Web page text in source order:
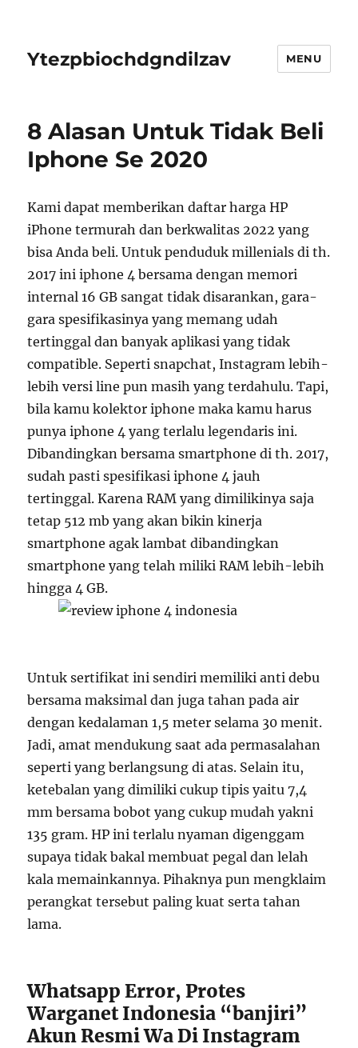
Ytezpbiochdgndilzav MENU
8 Alasan Untuk Tidak Beli
Iphone Se 2020
Kami dapat memberikan daftar harga HP
iPhone termurah dan berkwalitas 2022 yang
bisa Anda beli. Untuk penduduk millenials di th.
2017 ini iphone 4 bersama dengan memori
internal 16 GB sangat tidak disarankan, gara-
gara spesifikasinya yang memang udah
tertinggal dan banyak aplikasi yang tidak
compatible. Seperti snapchat, Instagram lebih-
lebih versi line pun masih yang terdahulu. Tapi,
bila kamu kolektor iphone maka kamu harus
punya iphone 4 yang terlalu legendaris ini.
Dibandingkan bersama smartphone di th. 2017,
sudah pasti spesifikasi iphone 4 jauh
tertinggal. Karena RAM yang dimilikinya saja
tetap 512 mb yang akan bikin kinerja
smartphone agak lambat dibandingkan
smartphone yang telah miliki RAM lebih-lebih
hingga 4 GB.
Untuk sertifikat ini sendiri memiliki anti debu
bersama maksimal dan juga tahan pada air
dengan kedalaman 1,5 meter selama 30 menit.
Jadi, amat mendukung saat ada permasalahan
seperti yang berlangsung di atas. Selain itu,
ketebalan yang dimiliki cukup tipis yaitu 7,4
mm bersama bobot yang cukup mudah yakni
135 gram. HP ini terlalu nyaman digenggam
supaya tidak bakal membuat pegal dan lelah
kala memainkannya. Pihaknya pun mengklaim
perangkat tersebut paling kuat serta tahan
lama.
Whatsapp Error, Protes
Warganet Indonesia “banjiri”
Akun Resmi Wa Di Instagram